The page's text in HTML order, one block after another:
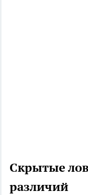
Скрытые
различий